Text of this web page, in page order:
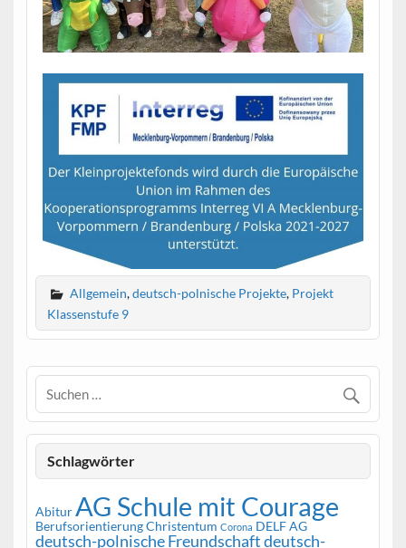
Allgemein,deutsch-polnische Projekte, Projekt
Klassenstufe 9
Schlagwörter
Abitur AG Schule mit Courage
BerufsorientierungChristentum Corona DELF AG
deutsch-polnische Freundschaftdeutsch-